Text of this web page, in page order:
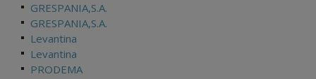
GRESPANIA,S.A.
GRESPANIA,S.A.
Levantina
Levantina
PRODEMA